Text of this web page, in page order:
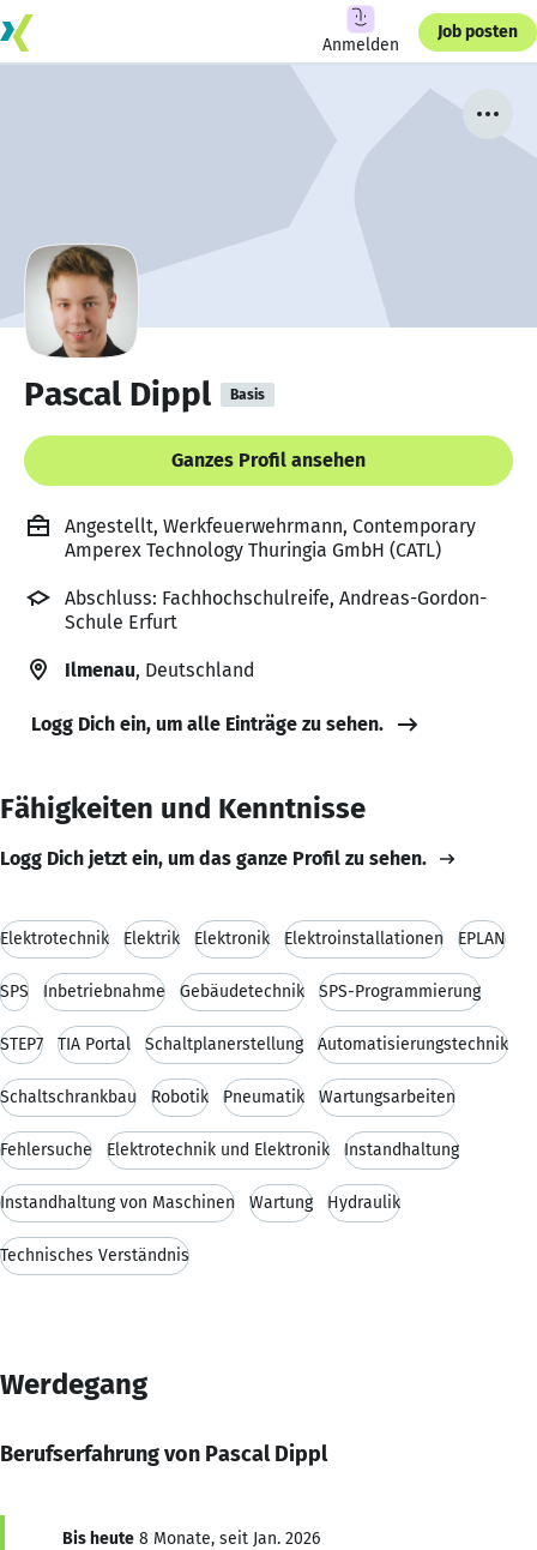
Anmelden
Job posten
Pascal Dippl Basis
Ganzes Profil ansehen
Angestellt, Werkfeuerwehrmann, Contemporary
Amperex Technology Thuringia GmbH (CATL)
Abschluss: Fachhochschulreife, Andreas-Gordon-
Schule Erfurt
Ilmenau, Deutschland
Logg Dich ein, um alle Einträge zu sehen.
Fähigkeiten und Kenntnisse
Logg Dich jetzt ein, um das ganze Profil zu sehen.
Elektrotechnik Elektrik Elektronik Elektroinstallationen EPLAN
SPS Inbetriebnahme Gebäudetechnik SPS-Programmierung
STEP7 TIA Portal Schaltplanerstellung Automatisierungstechnik
Schaltschrankbau Robotik Pneumatik Wartungsarbeiten
Fehlersuche Elektrotechnik und Elektronik Instandhaltung
Instandhaltung von Maschinen Wartung Hydraulik
Technisches Verständnis
Werdegang
Berufserfahrung von Pascal Dippl
Bis heute 8 Monate, seit Jan. 2026